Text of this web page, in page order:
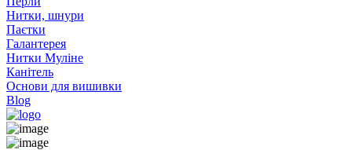
Нитки, шнури
Паєтки
Галантерея
Нитки Муліне
Канітель
Основи для вишивки
Blog